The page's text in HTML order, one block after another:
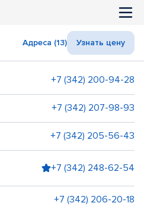
Адреса (13) Узнать цену
+7 (342) 200-94-28
+7 (342) 207-98-93
+7 (342) 205-56-43
+7 (342) 248-62-54
+7 (342) 206-20-18